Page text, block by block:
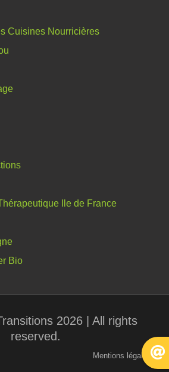
Cuisines Nourricières
Ile de France
Bio
2026 | All rights
reserved.
Mentions légales